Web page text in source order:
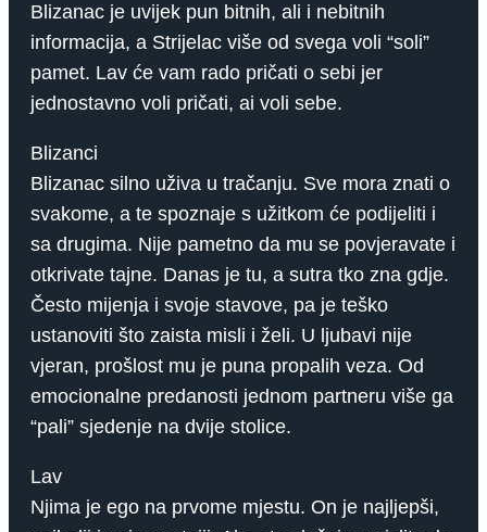
Blizanac je uvijek pun bitnih, ali i nebitnih
informacija, a Strijelac više od svega voli “soli”
pamet. Lav će vam rado pričati o sebi jer
jednostavno voli pričati, ai voli sebe.
Blizanci
Blizanac silno uživa u tračanju. Sve mora znati o
svakome, a te spoznaje s užitkom će podijeliti i
sa drugima. Nije pametno da mu se povjeravate i
otkrivate tajne. Danas je tu, a sutra tko zna gdje.
Često mijenja i svoje stavove, pa je teško
ustanoviti što zaista misli i želi. U ljubavi nije
vjeran, prošlost mu je puna propalih veza. Od
emocionalne predanosti jednom partneru više ga
“pali” sjedenje na dvije stolice.
Lav
Njima je ego na prvome mjestu. On je najljepši,